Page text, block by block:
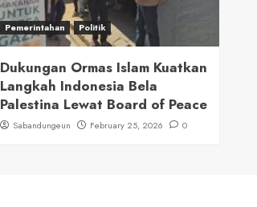
Pemerintahan Politik
Dukungan Ormas Islam Kuatkan
Langkah Indonesia Bela
Palestina Lewat Board of Peace
Sabandungeun February 25, 2026 0